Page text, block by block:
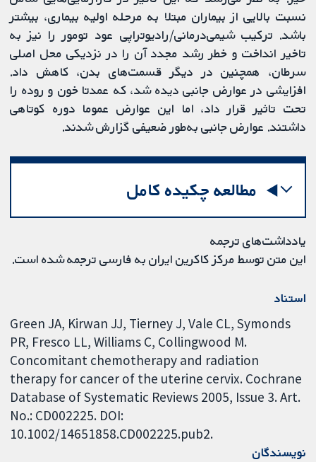
نسبت بالایی از بیماران مبتلا به مرحله اولیه بیماری، بیشتر
باشد. ترکیب شیمی‌درمانی/رادیوتراپی عود تومور را نیز به
تاخیر انداخت و خطر رشد مجدد آن را در نزدیکی محل اصلی
سرطان، همچنین در دیگر قسمت‌های بدن، کاهش داد.
افزایشی در عوارض جانبی دیده شد، که عمدتا خون و روده را
تحت تاثیر قرار ‌داد، اما این عوارض عموما دوره کوتاهی
داشتند. عوارض جانبی به‌طور ضعیفی گزارش شدند.
مطالعه چکیده کامل
یادداشت‌های ترجمه
این متن توسط مرکز کاکرین ایران به فارسی ترجمه شده است.
استناد
Green JA, Kirwan JJ, Tierney J, Vale CL, Symonds
PR, Fresco LL, Williams C, Collingwood M.
Concomitant chemotherapy and radiation
therapy for cancer of the uterine cervix. Cochrane
Database of Systematic Reviews 2005, Issue 3. Art.
No.: CD002225. DOI:
10.1002/14651858.CD002225.pub2.
نویسندگان